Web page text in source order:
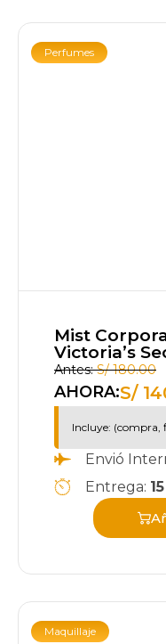
Perfumes
Mist
Victoria’s
Antes:S/180.00
AHORA:S/
Incluye: (compra,
Envió
Entrega:
Maquillaje